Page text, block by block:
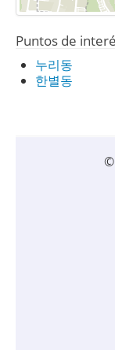
Puntos de
누리동
한별동
©